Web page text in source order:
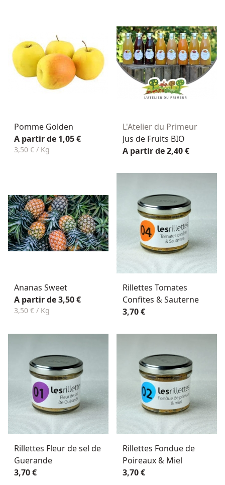
Pomme Golden
A partir de 1,05 €
3,50 € / Kg
L'Atelier du Primeur
Jus de Fruits BIO
A partir de 2,40 €
Ananas Sweet
A partir de 3,50 €
3,50 € / Kg
Rillettes Tomates
Confites & Sauterne
3,70 €
Rillettes Fleur de sel de
Guerande
3,70 €
Rillettes Fondue de
Poireaux & Miel
3,70 €